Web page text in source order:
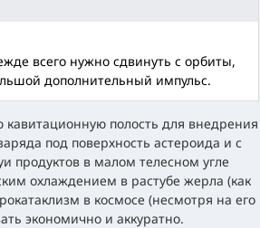
всего нужно сдвинуть с орбиты,
дополнительный импульс.
полость для внедрения
под поверхность астероида и с
продуктов в малом телесном угле
охлаждением в растубе жерла (как
в космосе (несмотря на его
экономично и аккуратно.